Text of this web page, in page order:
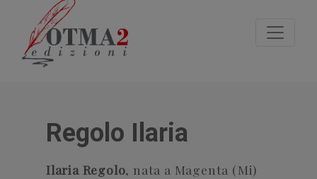
Regolo Ilaria
Ilaria Regolo, nata a Magenta (Mi)